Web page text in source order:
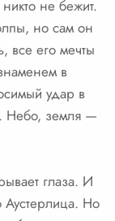
не бежит.
но сам он
все его мечты
в
удар в
Небо, земля —
глаза. И
Но